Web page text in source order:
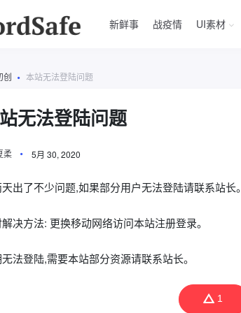
新鲜事 战疫情 UI素材
创 本站无法登陆问题
无法登陆问题
柔 5月 30, 2020
出了不少问题,如果部分用户无法登陆请联系站长。
决方法: 更换移动网络访问本站注册登录。
法登陆,需要本站部分资源请联系站长。
1